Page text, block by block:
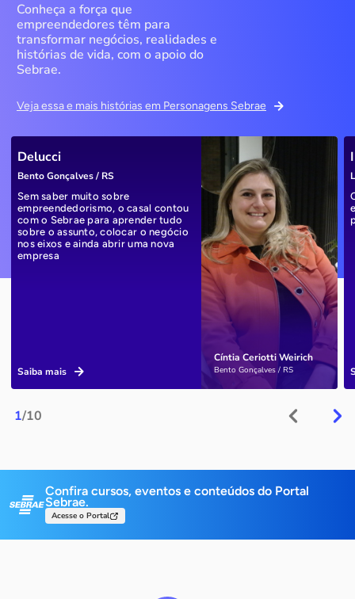
Conheça a força que
empreendedores têm para
transformar negócios, realidades e
histórias de vida, com o apoio do
Sebrae.
Veja essa e mais histórias em Personagens Sebrae
1/10
Cíntia Ceriotti Weirich
Bento Gonçalves / RS
Delucci
Bento Gonçalves / RS
Sem saber muito sobre
empreendedorismo, o casal contou
com o Sebrae para aprender tudo
sobre o assunto, colocar o negócio
nos eixos e ainda abrir uma nova
empresa
Saiba mais
Confira cursos, eventos e conteúdos do Portal
Sebrae.
Acesse o Portal